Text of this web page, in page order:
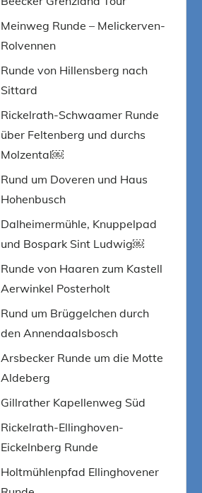
Meinweg Runde – Melickerven-
Rolvennen
Runde von Hillensberg nach
Sittard
Rickelrath-Schwaamer Runde
über Feltenberg und durchs
Molzental￼
Rund um Doveren und Haus
Hohenbusch
Dalheimermühle, Knuppelpad
und Bospark Sint Ludwig￼
Runde von Haaren zum Kastell
Aerwinkel Posterholt
Rund um Brüggelchen durch
den Annendaalsbosch
Arsbecker Runde um die Motte
Aldeberg
Gillrather Kapellenweg Süd
Rickelrath-Ellinghoven-
Eickelnberg Runde
Holtmühlenpfad Ellinghovener